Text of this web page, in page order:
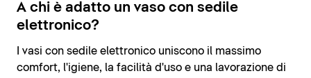
A chi è adatto un vaso con sedile
elettronico?
I vasi con sedile elettronico uniscono il massimo
comfort, l'igiene, la facilità d'uso e una lavorazione di